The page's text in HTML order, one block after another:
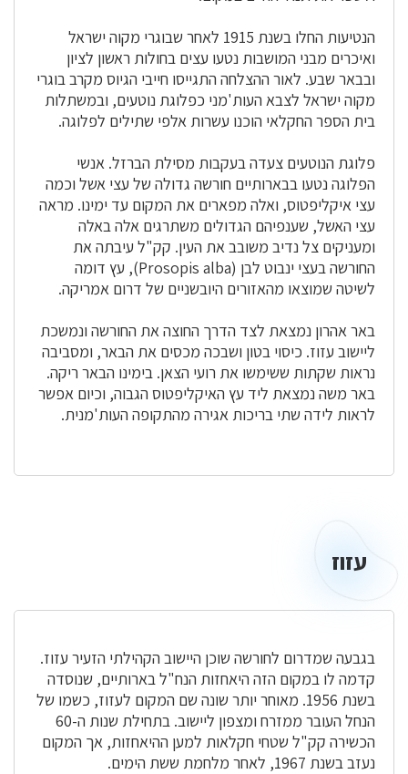
הנטיעות החלו בשנת 1915 לאחר שבוגרי מקוה ישראל
ואיכרים מבני המושבות נטעו עצים בחולות ראשון לציון
ובבאר שבע. לאור ההצלחה התגייסו חייבי הגיוס מקרב בוגרי
מקוה ישראל לצבא העות'מני כפלוגת נוטעים, ובמשתלות
בית הספר החקלאי הוכנו עשרות אלפי שתילים לפלוגה.
פלוגת הנוטעים צעדה בעקבות מסילת הברזל. אנשי
הפלוגה נטעו בבארותיים חורשה גדולה של עצי אשל וכמה
עצי איקליפטוס, ואלה מפארים את המקום עד ימינו. מראה
עצי האשל, שענפיהם הגדולים משתרגים אלה באלה
ומעניקים צל נדיב משובב את העין. קק"ל עיבתה את
החורשה בעצי ינבוט לבן (Prosopis alba), עץ דומה
לשיטה שמוצאו מהאזורים היובשניים של דרום אמריקה.
באר אהרון נמצאת לצד הדרך החוצה את החורשה ונמשכת
ליישוב עזוז. כיסוי בטון ושבכה מכסים את הבאר, ומסביבה
נראות שקתות ששימשו את רועי הצאן. בימינו הבאר ריקה.
באר משה נמצאת ליד עץ האיקליפטוס הגבוה, וכיום אפשר
לראות לידה שתי בריכות אגירה מהתקופה העות'מנית.
עזוז
בגבעה שמדרום לחורשה שוכן היישוב הקהילתי הזעיר עזוז.
קדמה לו במקום הזה היאחזות הנח"ל בארותיים, שנוסדה
בשנת 1956. מאוחר יותר שונה שם המקום לעזוז, כשמו של
הנחל העובר ממזרח ומצפון ליישוב. בתחילת שנות ה-60
הכשירה קק"ל שטחי חקלאות למען ההיאחזות, אך המקום
נעזב בשנת 1967, לאחר מלחמת ששת הימים.